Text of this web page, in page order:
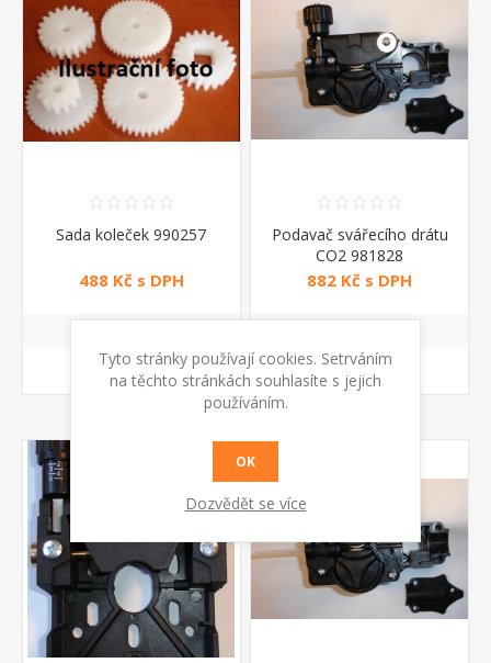
Sada koleček 990257
488 Kč s DPH
KOUPIT
Podavač svářecího drátu
CO2 981828
882 Kč s DPH
KOUPIT
Tyto stránky používají cookies. Setrváním
na těchto stránkách souhlasíte s jejich
používáním.
OK
Dozvědět se více